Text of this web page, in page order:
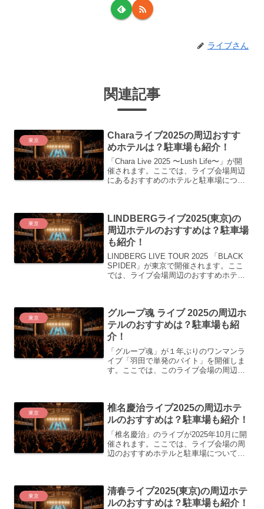
ライブさん
関連記事
東京
Charaライブ2025の周辺おすす
めホテルは？駐車場も紹介！
「Chara Live 2025 〜Lush Life〜」が開
催されます。ここでは、ライブ会場周辺
にあるおすすめのホテルと駐車場につい
東京
LINDBERGライブ2025(東京)の
周辺ホテルのおすすめは？駐車場
も紹介！
LINDBERG LIVE TOUR 2025 「BLACK
SPIDER」が東京で開催されます。ここ
では、ライブ会場周辺のおすすめホテル
東京
グループ魂 ライブ 2025の周辺ホ
テルのおすすめは？駐車場も紹
介！
「グループ魂」が１年ぶりのワンマンラ
イブ「羽田で単発のバイト」を開催しま
す。ここでは、このライブ会場の周辺に
2025年9月10日（...
東京
椎名慶治ライブ2025の周辺ホテ
ルのおすすめは？駐車場も紹介！
「椎名慶治」のライブが2025年10月に開
催されます。ここでは、ライブ会場の周
辺のおすすめホテルと駐車場について紹
東京
清春ライブ2025(東京)の周辺ホテ
ルのおすすめは？駐車場も紹介！